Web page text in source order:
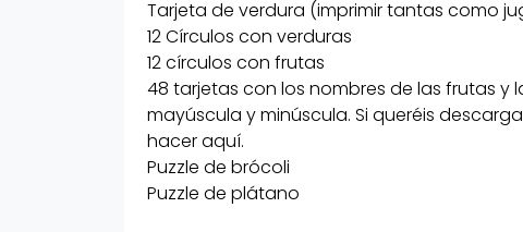
aquí.
Puzzle de brócoli
Puzzle de plátano
¿CÓMO JUGAMOS?
En nuestro caso tiraremos la ruleta y
Tarjeta de verdura (imprimir tantas como
12 Círculos con verduras
12 círculos con frutas
48 tarjetas con los nombres de las frutas y
mayúscula y minúscula. Si queréis
hacer aquí.
Puzzle de brócoli
Puzzle de plátano